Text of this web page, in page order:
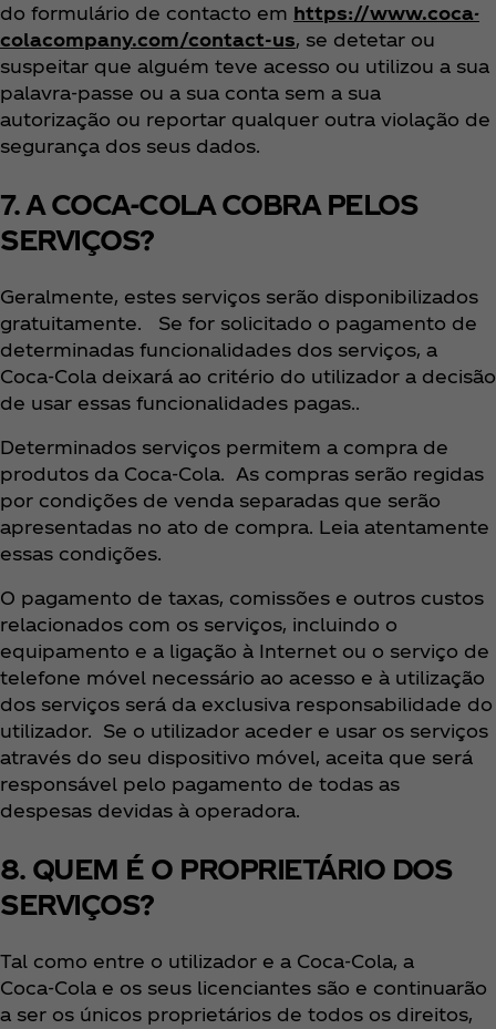
do formulário de contacto em https://www.coca-
colacompany.com/contact-us, se detetar ou
suspeitar que alguém teve acesso ou utilizou a sua
palavra-passe ou a sua conta sem a sua
autorização ou reportar qualquer outra violação de
segurança dos seus dados.
7. A COCA-COLA COBRA PELOS
SERVIÇOS?
Geralmente, estes serviços serão disponibilizados
gratuitamente. Se for solicitado o pagamento de
determinadas funcionalidades dos serviços, a
Coca‑Cola deixará ao critério do utilizador a decisão
de usar essas funcionalidades pagas..
Determinados serviços permitem a compra de
produtos da Coca‑Cola. As compras serão regidas
por condições de venda separadas que serão
apresentadas no ato de compra. Leia atentamente
essas condições.
O pagamento de taxas, comissões e outros custos
relacionados com os serviços, incluindo o
equipamento e a ligação à Internet ou o serviço de
telefone móvel necessário ao acesso e à utilização
dos serviços será da exclusiva responsabilidade do
utilizador. Se o utilizador aceder e usar os serviços
através do seu dispositivo móvel, aceita que será
responsável pelo pagamento de todas as
despesas devidas à operadora.
8. QUEM É O PROPRIETÁRIO DOS
SERVIÇOS?
Tal como entre o utilizador e a Coca‑Cola, a
Coca‑Cola e os seus licenciantes são e continuarão
a ser os únicos proprietários de todos os direitos,